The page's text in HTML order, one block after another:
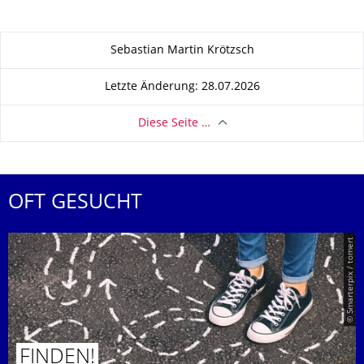
Zu dieser SeiteSebastian Martin Krötzsch
Letzte Änderung: 28.07.2026
Diese Seite …
OFT GESUCHT
© Smarterpix / tomert
FINDEN!